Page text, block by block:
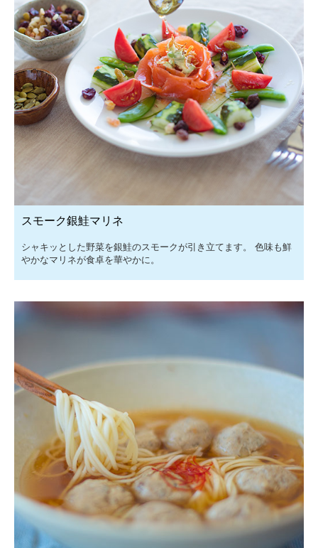
スモーク銀鮭マリネ
シャキッとした野菜を銀鮭のスモークが引き立てます。 色味も鮮
やかなマリネが食卓を華やかに。